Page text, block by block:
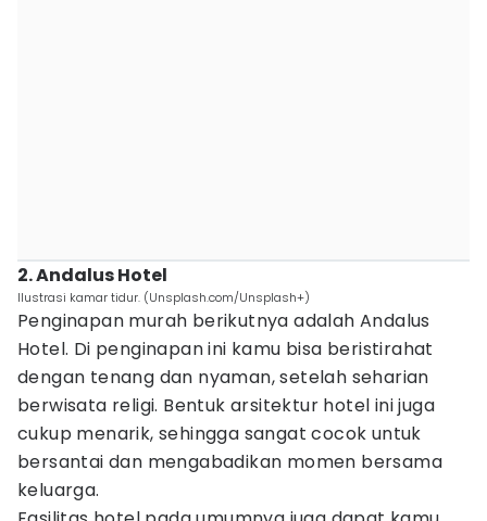
2. Andalus Hotel
Ilustrasi kamar tidur. (Unsplash.com/Unsplash+)
Penginapan murah berikutnya adalah Andalus
Hotel. Di penginapan ini kamu bisa beristirahat
dengan tenang dan nyaman, setelah seharian
berwisata religi. Bentuk arsitektur hotel ini juga
cukup menarik, sehingga sangat cocok untuk
bersantai dan mengabadikan momen bersama
keluarga.